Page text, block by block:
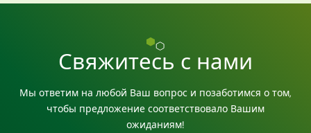
Свяжитесь с нами
Мы ответим на любой Ваш вопрос и позаботимся о том,
чтобы предложение соответствовало Вашим
ожиданиям!